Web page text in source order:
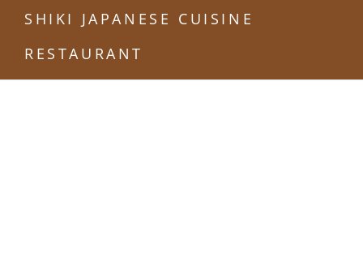
SHIKI JAPANESE CUISINE
RESTAURANT